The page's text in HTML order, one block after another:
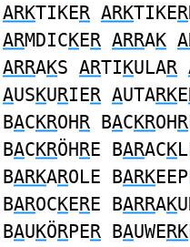
ARKTIKER ARKTIKER
ARMDICKER ARRAK
ARRAKS ARTIKULAR
AUSKURIER AUTARKE
BACKROHR BACKROHR
BACKRÖHRE BARACK
BARKAROLE BARK
BAROCKERE BARRAK
BAUKÖRPER BAUWERK